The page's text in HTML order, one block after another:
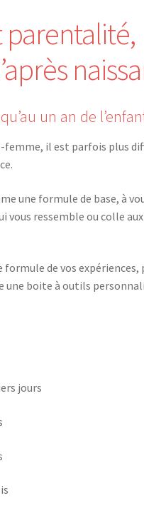
un an de
femme, il est parfois plus
une formule de base, à
vous ressemble ou colle
de vos expériences,
une boite à outils
jours